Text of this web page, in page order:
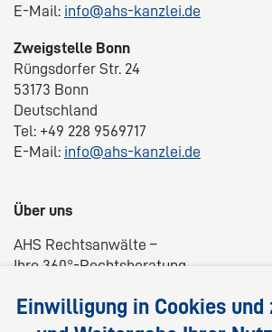
E-Mail: info@ahs-kanzlei.de
Zweigstelle Bonn
Rüngsdorfer Str. 24
53173 Bonn
Deutschland
Tel: +49 228 9569717
E-Mail: info@ahs-kanzlei.de
Über uns
AHS Rechtsanwälte –
Ihre 360°-Rechtsberatung
praxisnahe Lösungen für Ihre
Einwilligung in Cookies und